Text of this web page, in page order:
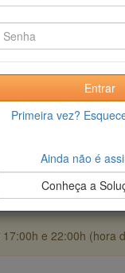
e 22:00h
Entrar
Primeira vez?
Ainda não é
Conheça a